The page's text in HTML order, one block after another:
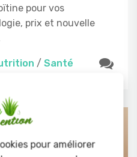
pour vos
prix et nouvelle
/ Santé
pour améliorer